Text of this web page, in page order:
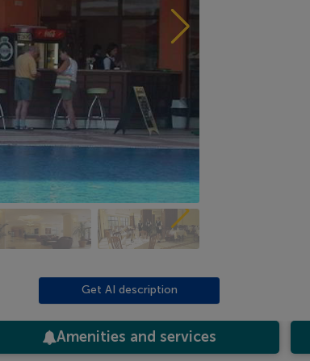
Get AI description
Amenities and services